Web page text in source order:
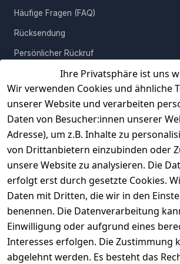
Ihre Privatsphäre ist uns
Wir verwenden Cookies und ähnliche
unserer Website und verarbeiten
Daten von Besucher:innen unserer
Adresse), um z.B. Inhalte zu
von Drittanbietern einzubinden oder
unsere Website zu analysieren. Die
erfolgt erst durch gesetzte Cookies.
Daten mit Dritten, die wir in den
benennen. Die Datenverarbeitung
Einwilligung oder aufgrund eines
Interesses erfolgen. Die Zustimmung
abgelehnt werden. Es besteht das
Häufige Fragen (FAQ)
Rücksendung
Persönlicher Rückruf
Erfahrungen
Vertrag widerrufen
INFORMATIONEN
Widerrufsrecht
Datenschutz
Unser Unternehmen
Charity & Wohltätigkeit